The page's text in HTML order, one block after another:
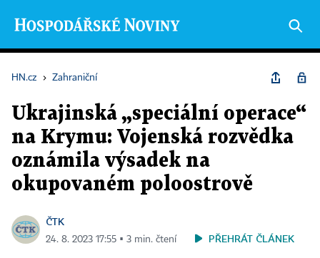
HN.cz › Zahraniční
Ukrajinská „speciální operace“
na Krymu: Vojenská rozvědka
oznámila výsadek na
okupovaném poloostrově
ČTK
24. 8. 2023 17:55 ▪ 3 min. čtení PŘEHRÁT ČLÁNEK